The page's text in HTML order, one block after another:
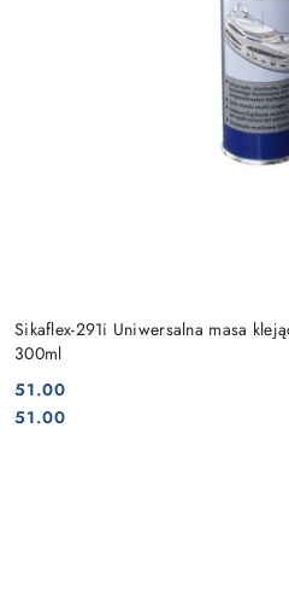
Sikaflex-291i Uniwersalna masa
300ml
Cena:
51.00
Cena:
51.00